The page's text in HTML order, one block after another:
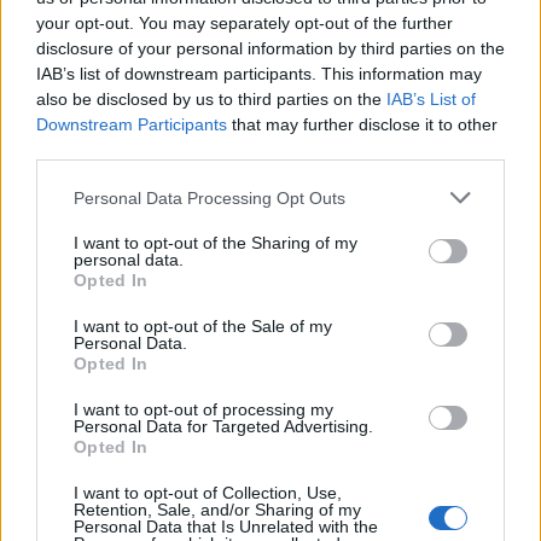
your opt-out. You may separately opt-out of the further
disclosure of your personal information by third parties on the
IAB’s list of downstream participants. This information may
also be disclosed by us to third parties on the IAB’s List of
Downstream Participants that may further disclose it to other
Personal Data Processing Opt Outs
I want to opt-out of the Sharing of my
personal data.
Opted In
I want to opt-out of the Sale of my
Personal Data.
Opted In
I want to opt-out of processing my
Personal Data for Targeted Advertising.
Opted In
I want to opt-out of Collection, Use,
Retention, Sale, and/or Sharing of my
Personal Data that Is Unrelated with the
αντικείμενο θα αποτελέσει η αξιολόγηση της
Κοινής Αλιευτικής Πολιτικής,του θεμελιώδους
ευρωπαϊκού πλαισίου για τη διαχείριση των
αλιευτικών πόρων.
Όπως αναφέρεται σεανακοίνωσητουΥΠΑΑΤ,
σύμφωνα με τα μέχρι στιγμής στοιχεία, στη
διαδικασία αξιολόγησης εντοπίζονται προκλήσεις
που σχετίζονται με τη βιωσιμότητα των
κανονιστικού πλαισίου, καθώς και την ανάγκη
ενίσχυσης της ενσωμάτωσης πολιτικών για την
κλιματική αλλαγή, τη θαλάσσια ρύπανση και την
ολοκληρωμένη θαλάσσια διαχείριση.
Παράλληλα, ο κ. Σχοινάς θα συμμετάσχει στη
Διάσκεψη Υψηλού Επιπέδου για την Αλιείακαι την